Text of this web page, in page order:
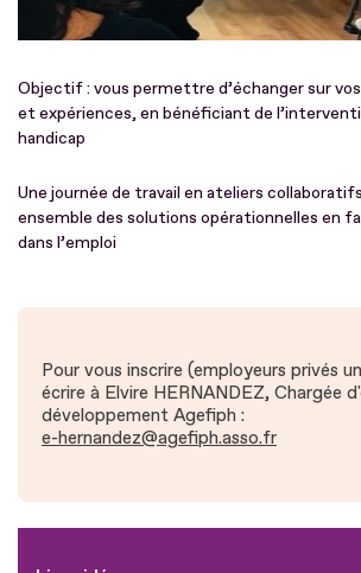
Objectif : vous permettre d’échanger sur
et expériences, en bénéficiant de
handicap
Une journée de travail en ateliers
ensemble des solutions opérationnelles en
dans l’emploi
Pour vous inscrire (employeurs privés
écrire à Elvire HERNANDEZ, Chargée
développement Agefiph :
e-hernandez@agefiph.asso.fr